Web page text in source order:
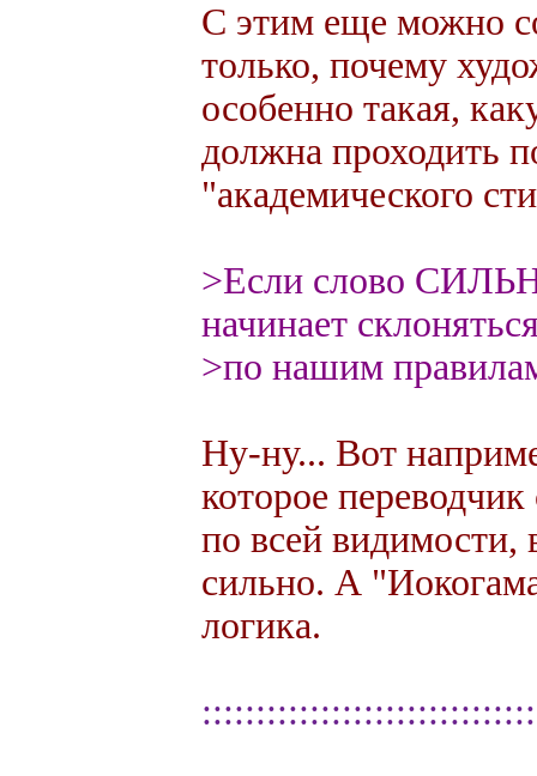
С этим еще можно
только, почему
особенно такая,
должна проходить
"академического
>Если слово
начинает
>по нашим
Ну-ну... Вот
которое
по всей видимости,
сильно. А
логика.